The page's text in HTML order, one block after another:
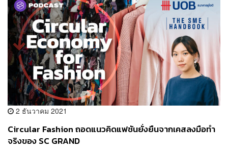
2 ธันวาคม 2021
Circular Fashion ถอดแนวคิดแฟชันยั่งยืนจากเคสลงมือทำ
จริงของ SC GRAND